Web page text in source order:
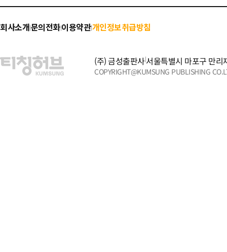
회사소개|문의전화|이용약관|개인정보취급방침
(주) 금성출판사|서울특별시 마포구 만리
COPYRIGHT@KUMSUNG PUBLISHING